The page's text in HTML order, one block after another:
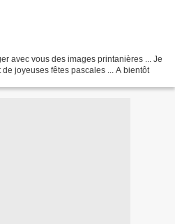
avec vous des images printanières ... Je
joyeuses fêtes pascales ... A bientôt